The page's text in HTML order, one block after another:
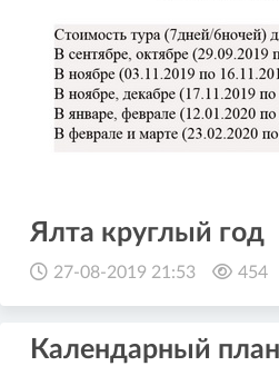
Ялта круглый год
27-08-2019 21:53 454
Календарный